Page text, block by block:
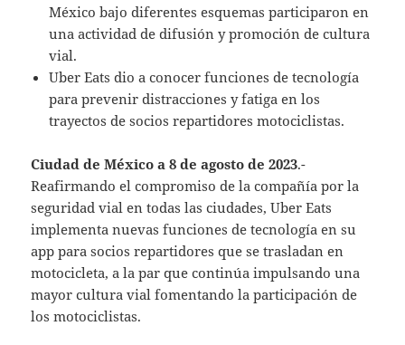
México bajo diferentes esquemas participaron en
una actividad de difusión y promoción de cultura
vial.
Uber Eats dio a conocer funciones de tecnología
para prevenir distracciones y fatiga en los
trayectos de socios repartidores motociclistas.
Ciudad de México a 8 de agosto de 2023.-
Reafirmando el compromiso de la compañía por la
seguridad vial en todas las ciudades, Uber Eats
implementa nuevas funciones de tecnología en su
app para socios repartidores que se trasladan en
motocicleta, a la par que continúa impulsando una
mayor cultura vial fomentando la participación de
los motociclistas.